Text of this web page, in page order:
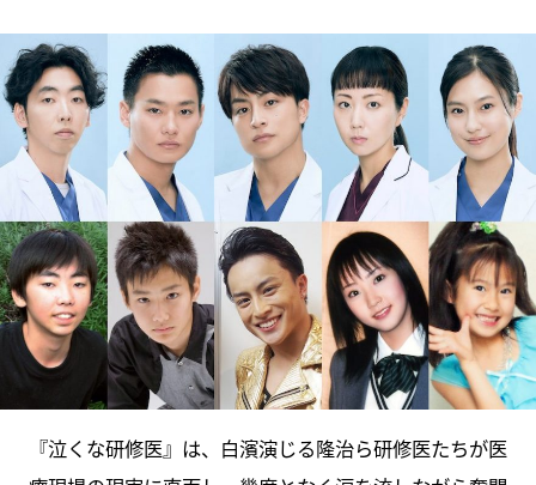
『泣くな研修医』は、白濱演じる隆治ら研修医たちが医